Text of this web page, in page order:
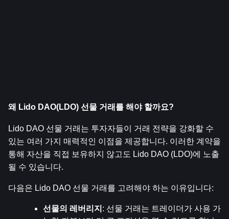
왜 Lido DAO(LDO) 선물 거래를 해야 할까요?
Lido DAO 선물 거래는 투자자들이 거래 전략을 강화할 수
있는 여러 가지 매력적인 이점을 제공합니다. 이러한 계약을
통해 자산을 직접 보유하지 않고도 Lido DAO (LDO)에 노출
될 수 있습니다.
다음은 Lido DAO 선물 거래를 고려해야 하는 이유입니다:
선물의 레버리지 : 선물 거래는 트레이더가 사용 가